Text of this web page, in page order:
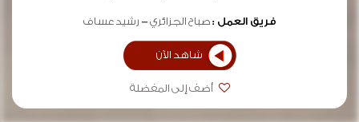
فريق العمل :صباح الجزائري رشيد عساف
شاهد الآن
أضف إلى المفضلة